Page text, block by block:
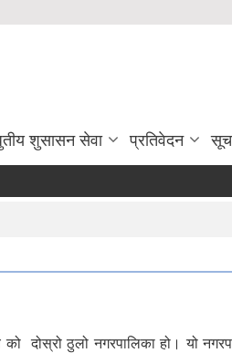
शुसासन सेवा प्रतिवेदन
दोस्रो ठुलो नगरपालिका हो। यो